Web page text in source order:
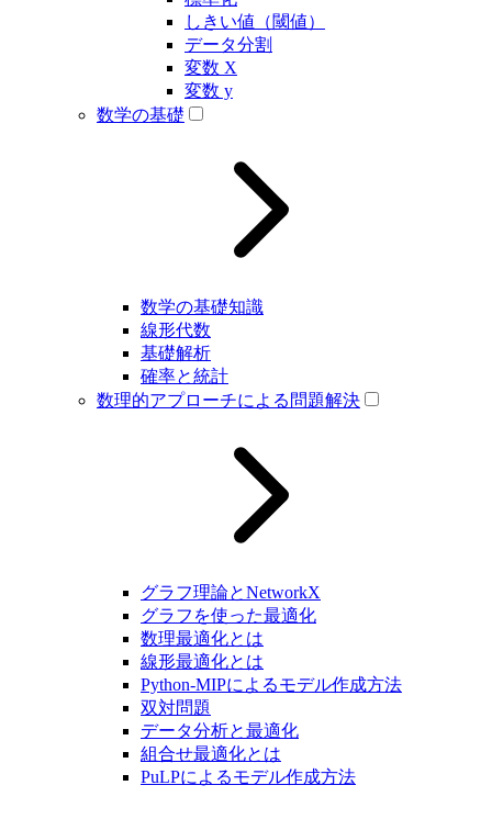
しきい値（閾値）
データ分割
変数 X
変数 y
数学の基礎
数学の基礎知識
線形代数
基礎解析
確率と統計
数理的アプローチによる問題解決
グラフ理論とNetworkX
グラフを使った最適化
数理最適化とは
線形最適化とは
Python-MIPによるモデル作成方法
双対問題
データ分析と最適化
組合せ最適化とは
PuLPによるモデル作成方法